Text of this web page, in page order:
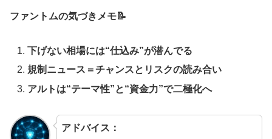
ファントムの気づきメモ📝
下げない相場には“仕込み”が潜んでる
規制ニュース＝チャンスとリスクの読み合い
アルトは“テーマ性”と“資金力”で二極化へ
アドバイス：